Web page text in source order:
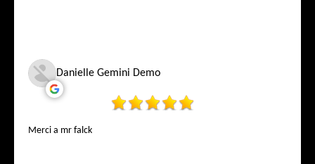
Danielle Gemini Demo
Merci a mr falck